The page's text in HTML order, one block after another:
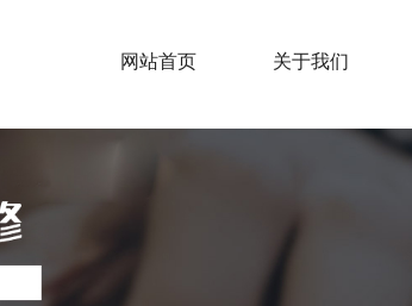
网站首页 关于我们